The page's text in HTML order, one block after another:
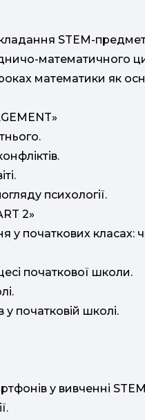
STEM-
математичного
математики як
психології.
2»
у початкових класах:
початкової школи.
у початковій школі.
у вивченні